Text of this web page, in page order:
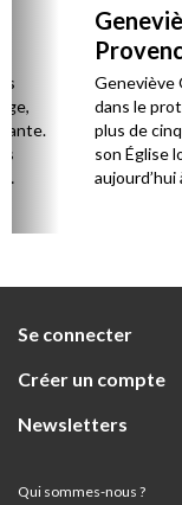
Geneviève
dans le
plus de
son Église
Se connecter
Créer un compte
Newsletters
Qui sommes-nous ?